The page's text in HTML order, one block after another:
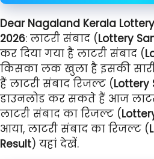
Dear Nagaland Kerala
2026: लाटरी संबाद (Lottery
कर दिया गया है लाटरी संबाद (
किसका लक खुला है इसकी
हैं लाटरी संबाद रिजल्ट (Lottery
डाउनलोड कर सकते हैं आज
लाटरी संबाद का रिजल्ट (
आया, लाटरी संबाद का रिजल्ट (
Result) यहां देखें.